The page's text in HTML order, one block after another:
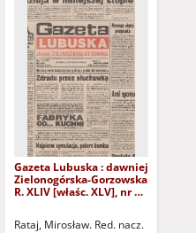
Gazeta Lubuska : dawniej
Zielonogórska-Gorzowska
R. XLIV [właśc. XLV], nr 52
Rataj, Mirosław. Red. nacz.